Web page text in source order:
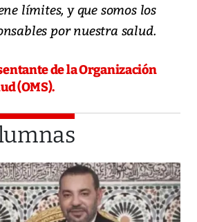
límites, y que somos los
por nuestra salud.
de la Organización
(OMS).